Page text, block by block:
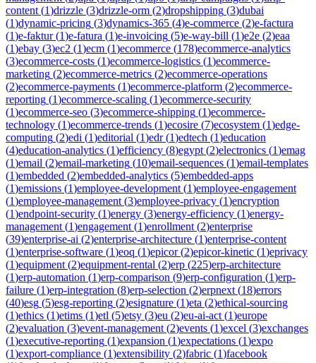
content (1)drizzle (3)drizzle-orm (2)dropshipping (3)dubai
(1)dynamic-pricing (3)dynamics-365 (4)e-commerce (2)e-factura
(1)e-faktur(1)e-fatura (1)e-invoicing (5)e-way-bill (1)e2e (2)eaa
(1)ebay (3)ec2 (1)ecm (1)ecommerce (178)ecommerce-analytics
(3)ecommerce-costs (1)ecommerce-logistics (1)ecommerce-
marketing (2)ecommerce-metrics (2)ecommerce-operations
(2)ecommerce-payments (1)ecommerce-platform (2)ecommerce-
reporting (1)ecommerce-scaling (1)ecommerce-security
(1)ecommerce-seo (3)ecommerce-shipping (1)ecommerce-
technology (1)ecommerce-trends (1)ecosire (7)ecosystem (1)edge-
computing (2)edi (1)editorial (1)edr(1)edtech (1)education
(4)education-analytics (1)efficiency (8)egypt (2)electronics (1)emag
(1)email (2)email-marketing (10)email-sequences (1)email-templates
(1)embedded (2)embedded-analytics (5)embedded-apps
(1)emissions (1)employee-development (1)employee-engagement
(1)employee-management (3)employee-privacy (1)encryption
(1)endpoint-security (1)energy (3)energy-efficiency (1)energy-
management (1)engagement (1)enrollment (2)enterprise
(39)enterprise-ai (2)enterprise-architecture (1)enterprise-content
(1)enterprise-software (1)eoq (1)epicor(2)epicor-kinetic (1)eprivacy
(1)equipment (2)equipment-rental (2)erp (225)erp-architecture
(1)erp-automation (1)erp-comparison (9)erp-configuration (1)erp-
failure (1)erp-integration (8)erp-selection (2)erpnext (18)errors
(40)esg (5)esg-reporting (2)esignature (1)eta (2)ethical-sourcing
(1)ethics (1)etims (1)etl (5)etsy (3)eu (2)eu-ai-act (1)europe
(2)evaluation (3)event-management (2)events (1)excel (3)exchanges
(1)executive-reporting (1)expansion (1)expectations (1)expo
(1)export-compliance (1)extensibility (2)fabric (1)facebook